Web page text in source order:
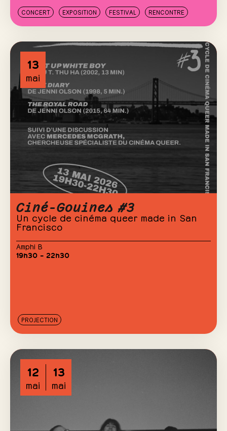
CONCERT EXPOSITION FESTIVAL RENCONTRE
13
mai
Ciné-Gouines #3
Un cycle de cinéma queer made in San
Francisco
Amphi B
19h30 – 22h30
PROJECTION
12
mai
13
mai